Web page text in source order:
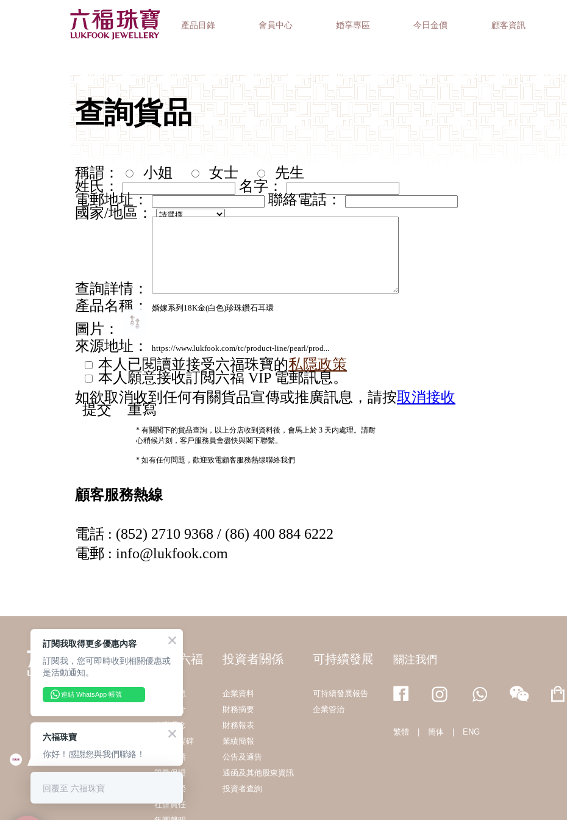
產品目錄 會員中心 婚享專區 今日金價 顧客資訊
鐘錶品牌 精選禮品
關於六福
最新消息
集團簡介
企業理念
發展里程碑
業務範疇
質量保證
獎項殊榮
社會責任
投資者關係
企業資料
財務摘要
財務報表
業績簡報
公告及通告
通函及其他股東資訊
投資者查詢
可持續發展
可持續發展報告
企業管治
關注我們
繁體 簡体 ENG
訂閱我取得更多優惠內容
訂閱我，您可即時收到相關優惠或
是活動通知。
連結 WhatsApp 帳號
六福珠寶
你好！感謝您與我們聯絡！
回覆至 六福珠寶